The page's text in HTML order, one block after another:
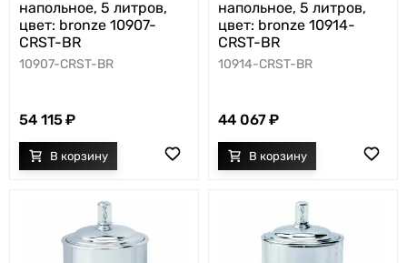
напольное, 5 литров,
цвет: bronze 10907-
CRST-BR
10907-CRST-BR
54 115
напольное, 5 литров,
цвет: bronze 10914-
CRST-BR
10914-CRST-BR
44 067